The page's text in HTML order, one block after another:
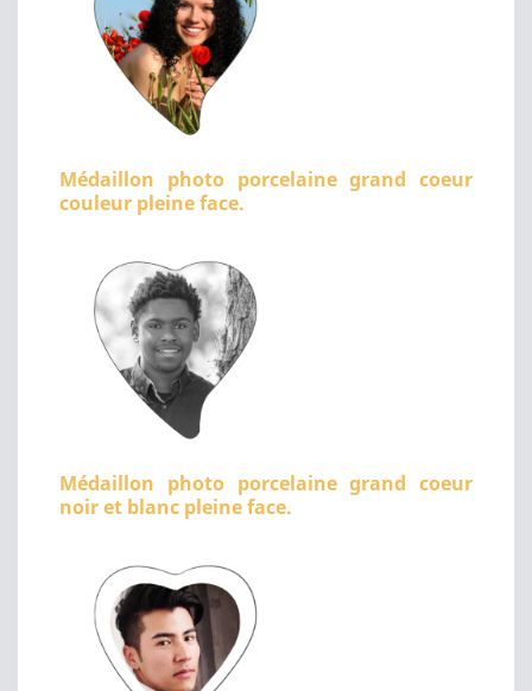
Médaillon photo porcelaine grand coeur
couleur pleine face.
Médaillon photo porcelaine grand coeur
noir et blanc pleine face.